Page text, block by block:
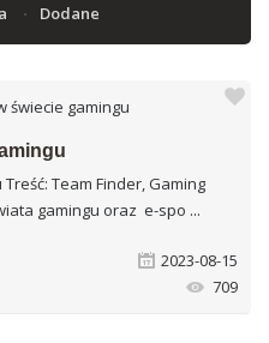
Dodane
Team Finder, Gaming
gamingu oraz e-spo
2023-08-15
709